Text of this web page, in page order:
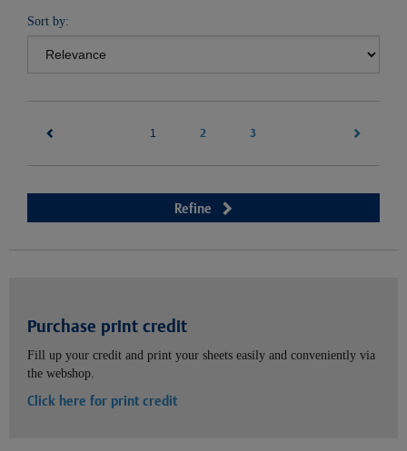
Sort by:
1 2 3
Refine
Purchase print credit
Fill up your credit and print your sheets easily and conveniently via
the webshop.
Click here for print credit